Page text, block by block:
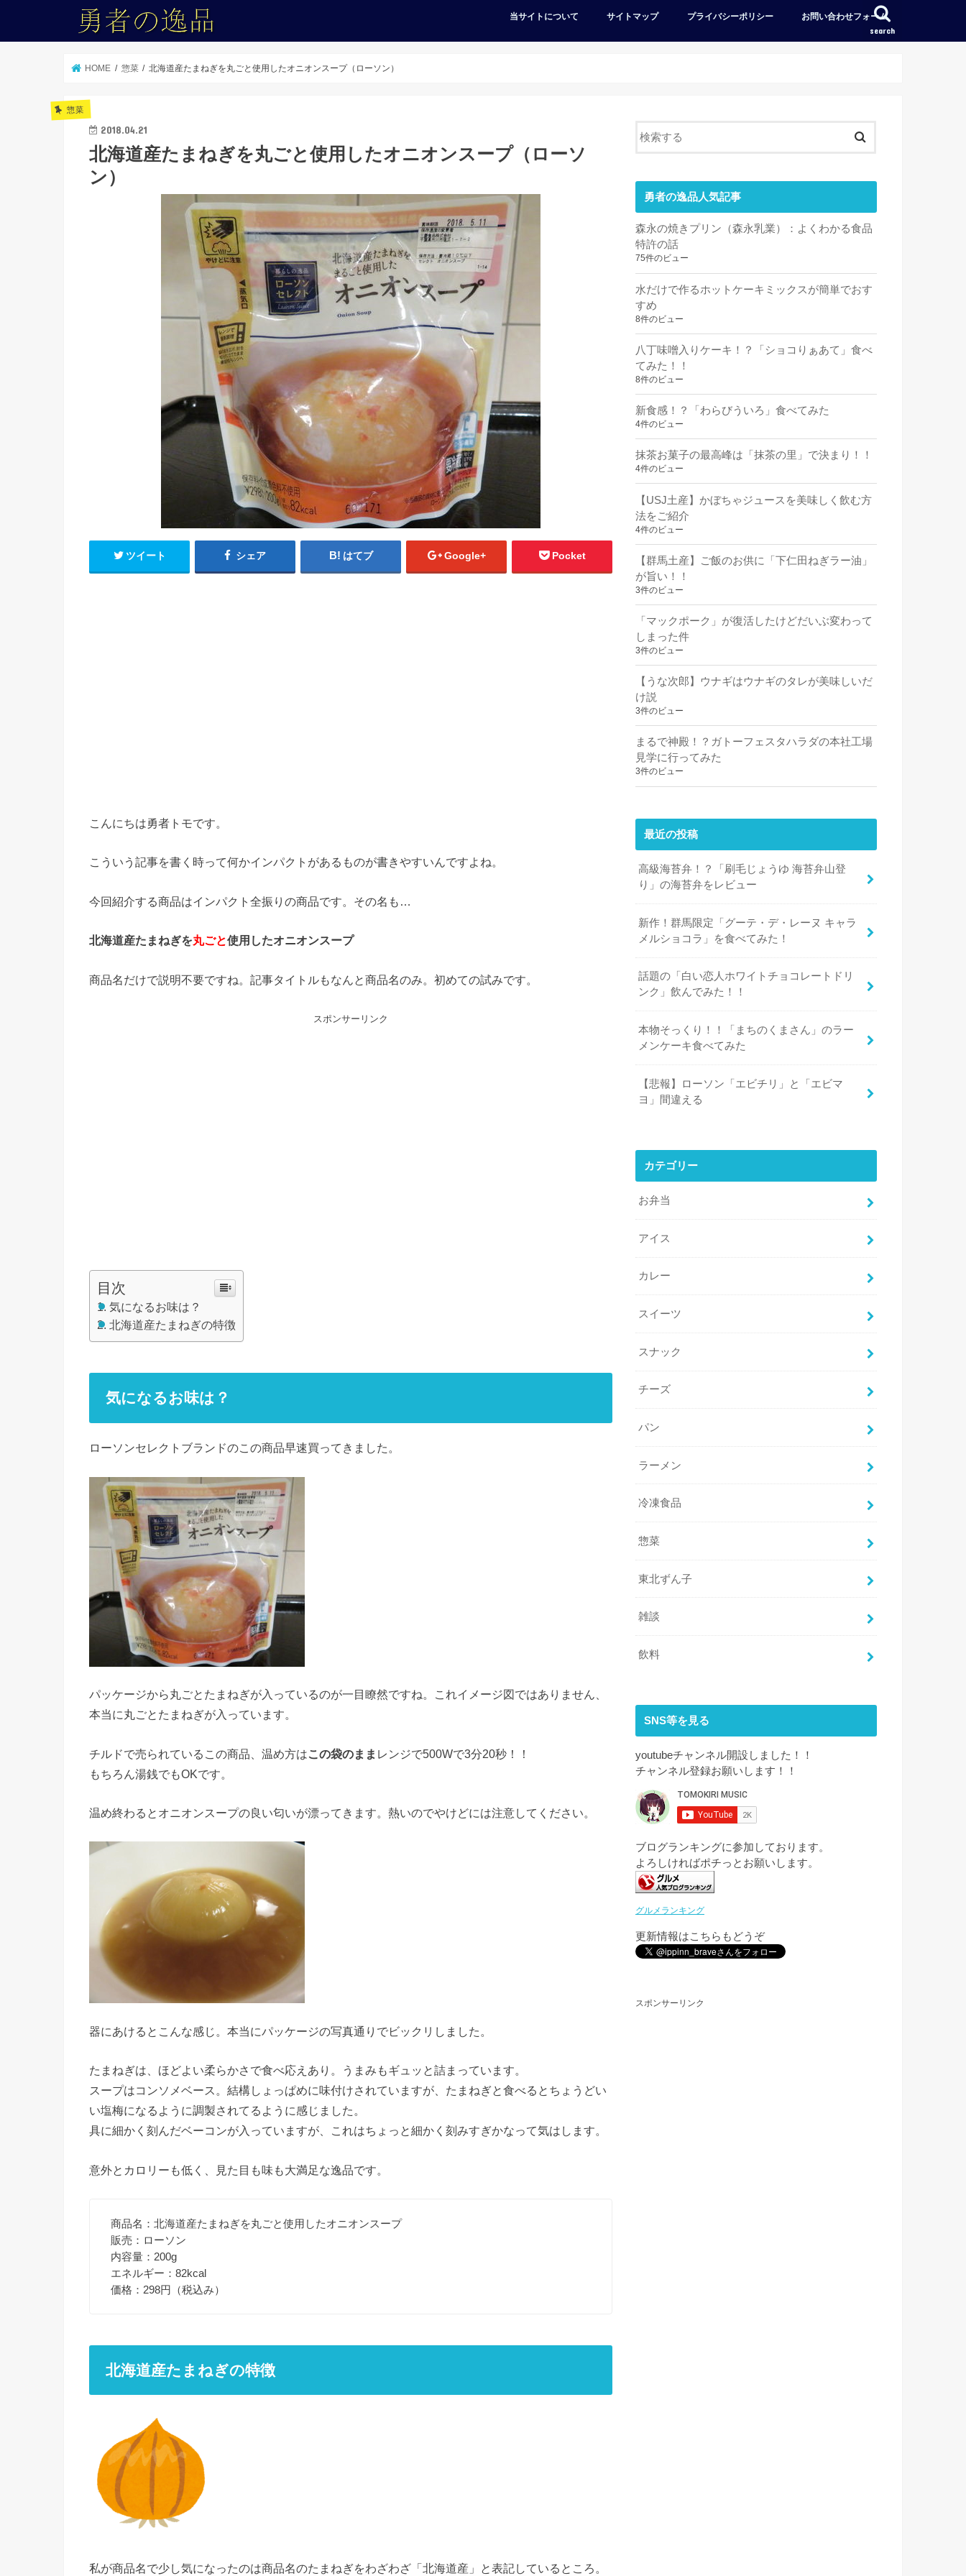
search
当サイトについて サイトマップ プライバシーポリシー お問い合わせフォーム
HOME 惣菜 北海道産たまねぎを丸ごと使用したオニオンスープ（ローソン）
惣菜
2018.04.21
北海道産たまねぎを丸ごと使用したオニオンスープ（ローソ
ン）
ツイート シェア はてブ Google+ Pocket
こんにちは勇者トモです。
こういう記事を書く時って何かインパクトがあるものが書きやすいんですよね。
今回紹介する商品はインパクト全振りの商品です。その名も…
北海道産たまねぎを丸ごと使用したオニオンスープ
商品名だけで説明不要ですね。記事タイトルもなんと商品名のみ。初めての試みです。
スポンサーリンク
目次
気になるお味は？
北海道産たまねぎの特徴
気になるお味は？
ローソンセレクトブランドのこの商品早速買ってきました。
パッケージから丸ごとたまねぎが入っているのが一目瞭然ですね。これイメージ図ではありません、
本当に丸ごとたまねぎが入っています。
チルドで売られているこの商品、温め方はこの袋のまま レンジで500Wで3分20秒！！
もちろん湯銭でもOKです。
温め終わるとオニオンスープの良い匂いが漂ってきます。熱いのでやけどには注意してください。
器にあけるとこんな感じ。本当にパッケージの写真通りでビックリしました。
たまねぎは、ほどよい柔らかさで食べ応えあり。うまみもギュッと詰まっています。
スープはコンソメベース。結構しょっぱめに味付けされていますが、たまねぎと食べるとちょうどい
い塩梅になるように調製されてるように感じました。
具に細かく刻んだベーコンが入っていますが、これはちょっと細かく刻みすぎかなって気はします。
意外とカロリーも低く、見た目も味も大満足な逸品です。
商品名：北海道産たまねぎを丸ごと使用したオニオンスープ
販売：ローソン
内容量：200g
エネルギー：82kcal
価格：298円（税込み）
北海道産たまねぎの特徴
私が商品名で少し気になったのは商品名のたまねぎをわざわざ「北海道産」と表記しているところ。
勇者の逸品人気記事
森永の焼きプリン（森永乳業）：よくわかる食品
特許の話
75件のビュー
水だけで作るホットケーキミックスが簡単でおす
すめ
8件のビュー
八丁味噌入りケーキ！？「ショコりぁあて」食べ
てみた！！
8件のビュー
新食感！？「わらびういろ」食べてみた
4件のビュー
抹茶お菓子の最高峰は「抹茶の里」で決まり！！
4件のビュー
【USJ土産】かぼちゃジュースを美味しく飲む方
法をご紹介
4件のビュー
【群馬土産】ご飯のお供に「下仁田ねぎラー油」
が旨い！！
3件のビュー
「マックポーク」が復活したけどだいぶ変わって
しまった件
3件のビュー
【うな次郎】ウナギはウナギのタレが美味しいだ
け説
3件のビュー
まるで神殿！？ガトーフェスタハラダの本社工場
見学に行ってみた
3件のビュー
最近の投稿
高級海苔弁！？「刷毛じょうゆ 海苔弁山登
り」の海苔弁をレビュー
新作！群馬限定「グーテ・デ・レーヌ キャラ
メルショコラ」を食べてみた！
話題の「白い恋人ホワイトチョコレートドリ
ンク」飲んでみた！！
本物そっくり！！「まちのくまさん」のラー
メンケーキ食べてみた
【悲報】ローソン「エビチリ」と「エビマ
ヨ」間違える
カテゴリー
お弁当
アイス
カレー
スイーツ
スナック
チーズ
パン
ラーメン
冷凍食品
惣菜
東北ずん子
雑談
飲料
SNS等を見る
youtubeチャンネル開設しました！！
チャンネル登録お願いします！！
ブログランキングに参加しております。
よろしければポチっとお願いします。
グルメランキング
更新情報はこちらもどうぞ
スポンサーリンク